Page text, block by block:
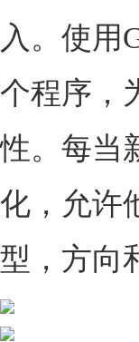
入。使用
个程序，
性。每当
化，允许
型，方向